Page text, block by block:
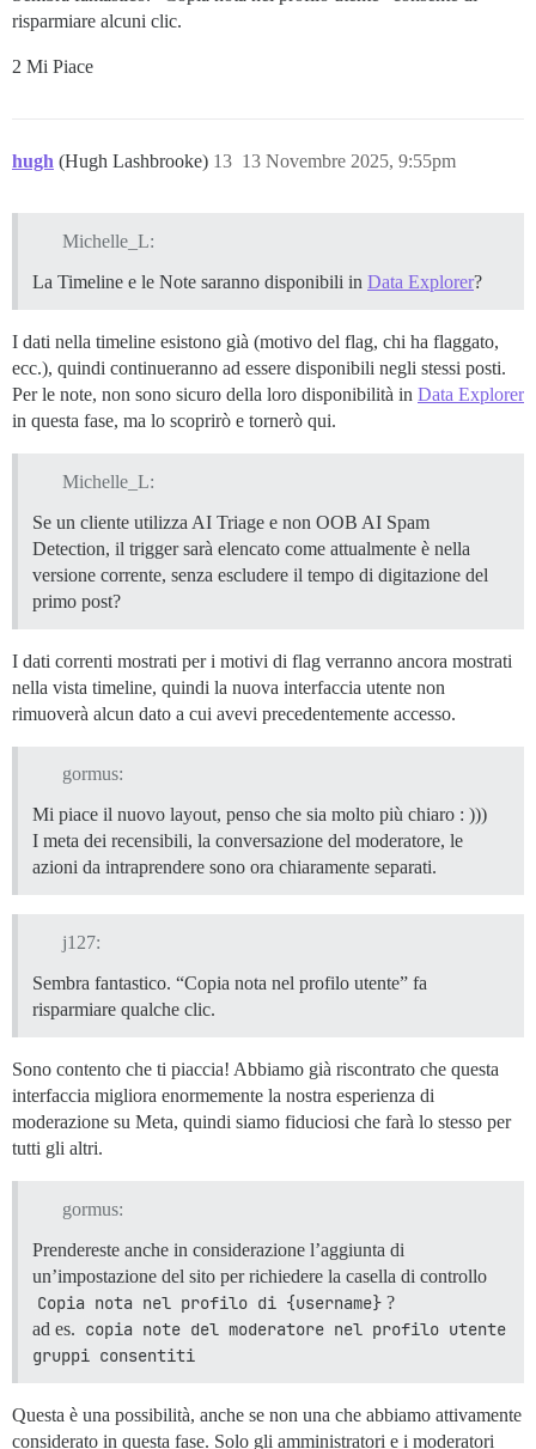
risparmiare alcuni clic.
2 Mi Piace
hugh (Hugh Lashbrooke) 13 Novembre 2025, 9:55pm
13
Michelle_L:
La Timeline e le Note saranno disponibili in Data Explorer?
I dati nella timeline esistono già (motivo del flag, chi ha flaggato,
ecc.), quindi continueranno ad essere disponibili negli stessi posti.
Per le note, non sono sicuro della loro disponibilità in Data Explorer
in questa fase, ma lo scoprirò e tornerò qui.
Michelle_L:
Se un cliente utilizza AI Triage e non OOB AI Spam
Detection, il trigger sarà elencato come attualmente è nella
versione corrente, senza escludere il tempo di digitazione del
primo post?
I dati correnti mostrati per i motivi di flag verranno ancora mostrati
nella vista timeline, quindi la nuova interfaccia utente non
rimuoverà alcun dato a cui avevi precedentemente accesso.
gormus:
Mi piace il nuovo layout, penso che sia molto più chiaro : )))
I meta dei recensibili, la conversazione del moderatore, le
azioni da intraprendere sono ora chiaramente separati.
j127:
Sembra fantastico. “Copia nota nel profilo utente” fa
risparmiare qualche clic.
Sono contento che ti piaccia! Abbiamo già riscontrato che questa
interfaccia migliora enormemente la nostra esperienza di
moderazione su Meta, quindi siamo fiduciosi che farà lo stesso per
tutti gli altri.
gormus:
Prendereste anche in considerazione l’aggiunta di
un’impostazione del sito per richiedere la casella di controllo
Copia nota nel profilo di {username} ?
ad es. copia note del moderatore nel profilo utente
gruppi consentiti
Questa è una possibilità, anche se non una che abbiamo attivamente
considerato in questa fase. Solo gli amministratori e i moderatori